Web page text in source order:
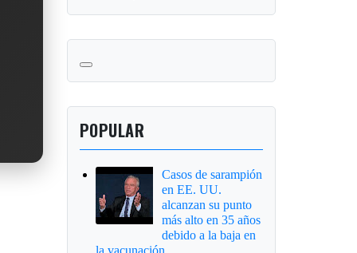
POPULAR
Casos de sarampión
en EE. UU.
alcanzan su punto
más alto en 35 años
debido a la baja en
la vacunación